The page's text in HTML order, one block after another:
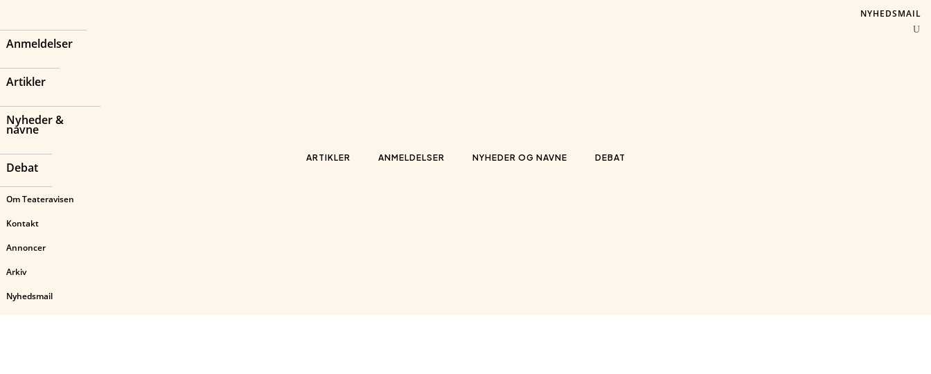
Anmeldelser
Artikler
Nyheder &
navne
Debat
Om Teateravisen
Kontakt
Annoncer
Arkiv
Nyhedsmail
ARTIKLER ANMELDELSER NYHEDER OG NAVNE DEBAT
NYHEDSMAIL